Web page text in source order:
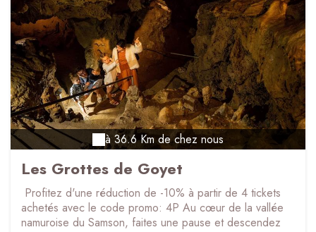
à 36.6 Km de chez nous
Les Grottes de Goyet
Profitez d'une réduction de -10% à partir de 4 tickets
achetés avec le code promo: 4P Au cœur de la vallée
namuroise du Samson, faites une pause et descendez